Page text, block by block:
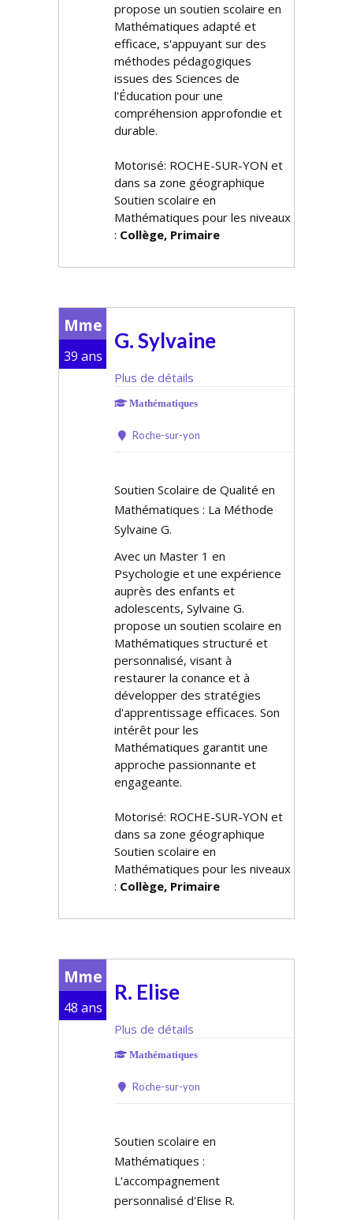
propose un soutien scolaire en
Mathématiques adapté et
efficace, s'appuyant sur des
méthodes pédagogiques
issues des Sciences de
l'Éducation pour une
compréhension approfondie et
durable.
Motorisé: ROCHE-SUR-YON et
dans sa zone géographique
Soutien scolaire en
Mathématiques pour les niveaux
: Collège, Primaire
Mme
39 ans
G. Sylvaine
Plus de détails
Mathématiques
Roche-sur-yon
Soutien Scolaire de Qualité en
Mathématiques : La Méthode
Sylvaine G.
Avec un Master 1 en
Psychologie et une expérience
auprès des enfants et
adolescents, Sylvaine G.
propose un soutien scolaire en
Mathématiques structuré et
personnalisé, visant à
restaurer la confiance et à
développer des stratégies
d'apprentissage efficaces. Son
intérêt pour les
Mathématiques garantit une
approche passionnante et
engageante.
Motorisé: ROCHE-SUR-YON et
dans sa zone géographique
Soutien scolaire en
Mathématiques pour les niveaux
: Collège, Primaire
Mme
48 ans
R. Elise
Plus de détails
Mathématiques
Roche-sur-yon
Soutien scolaire en
Mathématiques :
L'accompagnement
personnalisé d'Elise R.